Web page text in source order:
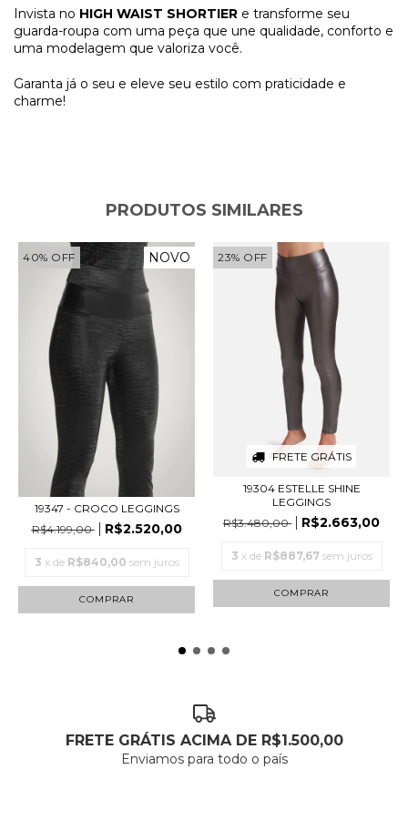
Invista no HIGH WAIST SHORTIER e transforme seu
guarda-roupa com uma peça que une qualidade, conforto e
uma modelagem que valoriza você.
Garanta já o seu e eleve seu estilo com praticidade e
charme!
PRODUTOS SIMILARES
40% OFF NOVO
19347 - CROCO LEGGINGS
R$4.199,00
R$2.520,00
3 x de R$840,00 sem juros
COMPRAR
23% OFF
FRETE GRÁTIS
19304 ESTELLE SHINE
LEGGINGS
R$3.480,00
R$2.663,00
3 x de R$887,67 sem juros
COMPRAR
FRETE GRÁTIS ACIMA DE R$1.500,00
Enviamos para todo o país